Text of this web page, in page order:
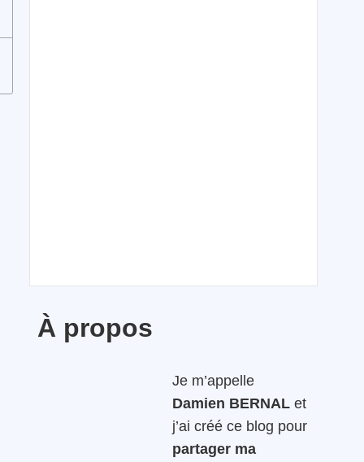
À propos
Je m’appelle
Damien BERNAL et
j’ai créé ce blog pour
partager ma